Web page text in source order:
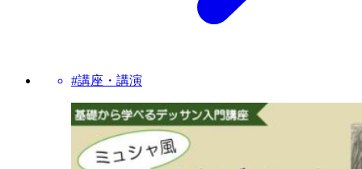
#講座・講演